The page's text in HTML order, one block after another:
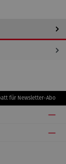
für Newsletter-Abo